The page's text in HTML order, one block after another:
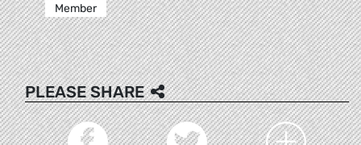
Member
PLEASE SHARE